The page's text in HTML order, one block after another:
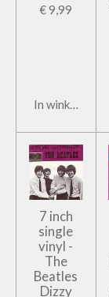
€ 9,99
In winkelwagen
7 inch
single
vinyl -
The
Beatles
Dizzy